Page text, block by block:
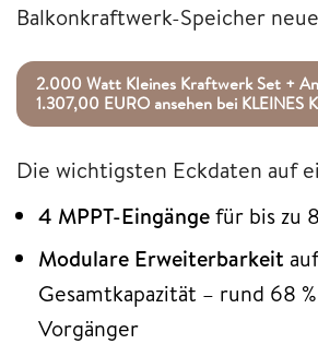
Balkonkraftwerk-Speicher
2.000 Watt Kleines Kraftwerk Set +
1.307,00 EURO ansehen bei KLEINES
Die wichtigsten Eckdaten auf
4 MPPT-Eingängefür bis zu
Modulare Erweiterbarkeit
Gesamtkapazität – rund 68
Vorgänger